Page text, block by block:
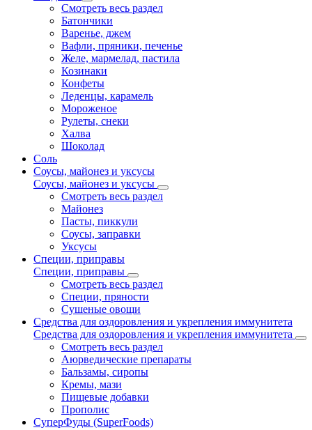
Смотреть весь раздел
Батончики
Варенье, джем
Вафли, пряники, печенье
Желе, мармелад, пастила
Козинаки
Конфеты
Леденцы, карамель
Мороженое
Рулеты, снеки
Халва
Шоколад
Соль
Соусы, майонез и уксусы
Соусы, майонез и уксусы
Смотреть весь раздел
Майонез
Пасты, пиккули
Соусы, заправки
Уксусы
Специи, приправы
Специи, приправы
Смотреть весь раздел
Специи, пряности
Сушеные овощи
Средства для оздоровления и укрепления иммунитета
Средства для оздоровления и укрепления иммунитета
Смотреть весь раздел
Аюрведические препараты
Бальзамы, сиропы
Кремы, мази
Пищевые добавки
Прополис
СуперФуды (SuperFoods)